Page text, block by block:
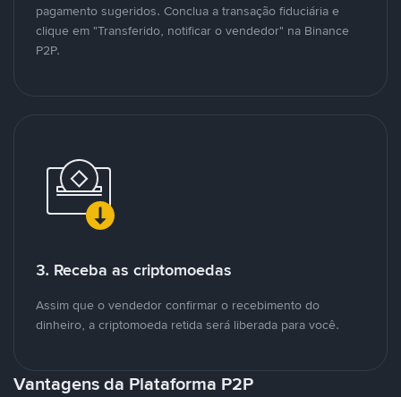
pagamento sugeridos. Conclua a transação fiduciária e
clique em "Transferido, notificar o vendedor" na Binance
P2P.
3. Receba as criptomoedas
Assim que o vendedor confirmar o recebimento do
dinheiro, a criptomoeda retida será liberada para você.
Vantagens da Plataforma P2P